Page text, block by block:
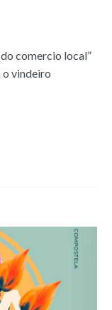
comercio local”
o vindeiro